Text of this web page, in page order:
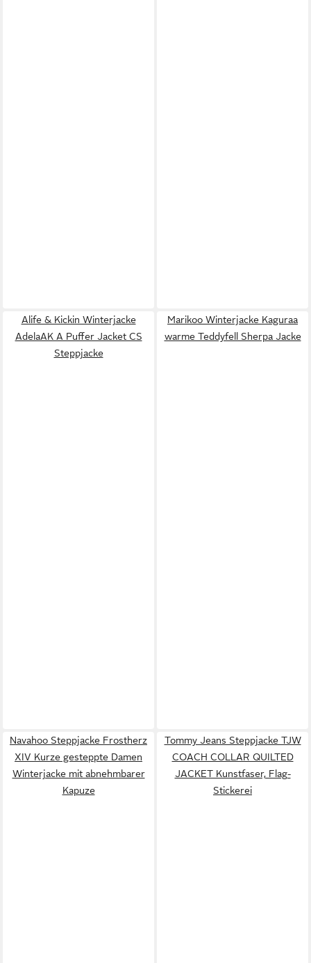
Alife & Kickin Winterjacke
AdelaAK A Puffer Jacket CS
Steppjacke
Marikoo Winterjacke Kaguraa
warme Teddyfell Sherpa Jacke
Navahoo Steppjacke Frostherz
XIV Kurze gesteppte Damen
Winterjacke mit abnehmbarer
Kapuze
Tommy Jeans Steppjacke TJW
COACH COLLAR QUILTED
JACKET Kunstfaser, Flag-
Stickerei